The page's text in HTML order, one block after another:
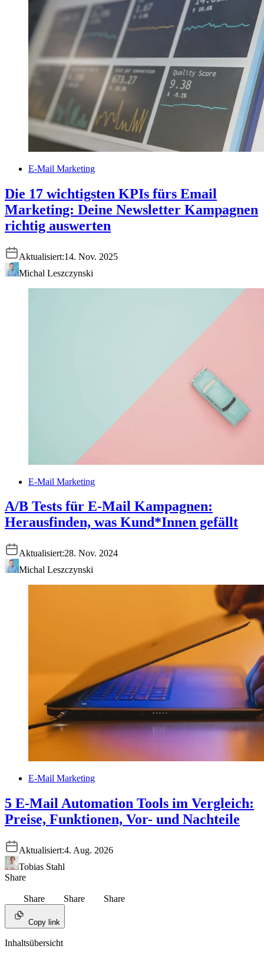
E-Mail Marketing
Die 17 wichtigsten KPIs fürs Email
Marketing: Deine Newsletter Kampagnen
richtig auswerten
Aktualisiert:14. Nov. 2025
Michal Leszczynski
E-Mail Marketing
A/B Tests für E-Mail Kampagnen:
Herausfinden, was Kund*Innen gefällt
Aktualisiert:28. Nov. 2024
Michal Leszczynski
E-Mail Marketing
5 E-Mail Automation Tools im Vergleich:
Preise, Funktionen, Vor- und Nachteile
Aktualisiert:4. Aug. 2026
Tobias Stahl
Share
Share Share Share
Copy link
Inhaltsübersicht